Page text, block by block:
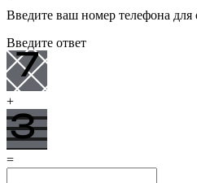
Введите ваш номер телефона для
Введите ответ
+
=